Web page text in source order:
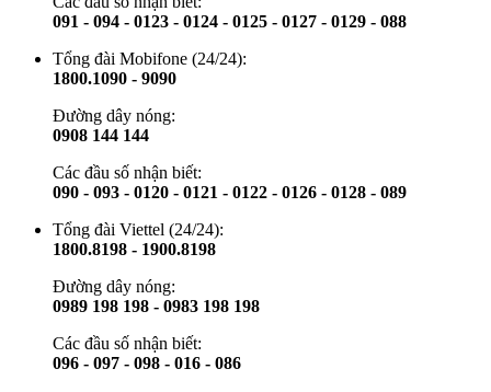
091 - 094 - 0123 - 0124 - 0125 - 0127 - 0129 - 088
Tổng đài Mobifone (24/24):
1800.1090 - 9090
Đường dây nóng:
0908 144 144
Các đầu số nhận biết:
090 - 093 - 0120 - 0121 - 0122 - 0126 - 0128 - 089
Tổng đài Viettel (24/24):
1800.8198 - 1900.8198
Đường dây nóng:
0989 198 198 - 0983 198 198
Các đầu số nhận biết:
096 - 097 - 098 - 016 - 086